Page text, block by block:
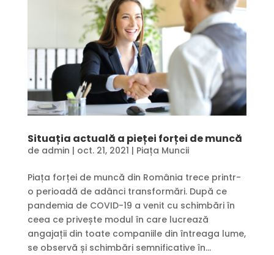
Situația actuală a pieței forței de muncă
de admin | oct. 21, 2021 | Piața Muncii
Piața forței de muncă din România trece printr-
o perioadă de adânci transformări. După ce
pandemia de COVID-19 a venit cu schimbări în
ceea ce privește modul în care lucrează
angajații din toate companiile din întreaga lume,
se observă și schimbări semnificative în...